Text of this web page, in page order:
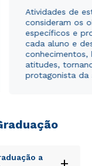
Atividades de
consideram os
específicos e
cada aluno e
conhecimentos,
atitudes,
protagonista da
a